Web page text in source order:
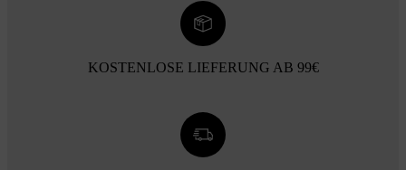
KOSTENLOSE LIEFERUNG AB 99€